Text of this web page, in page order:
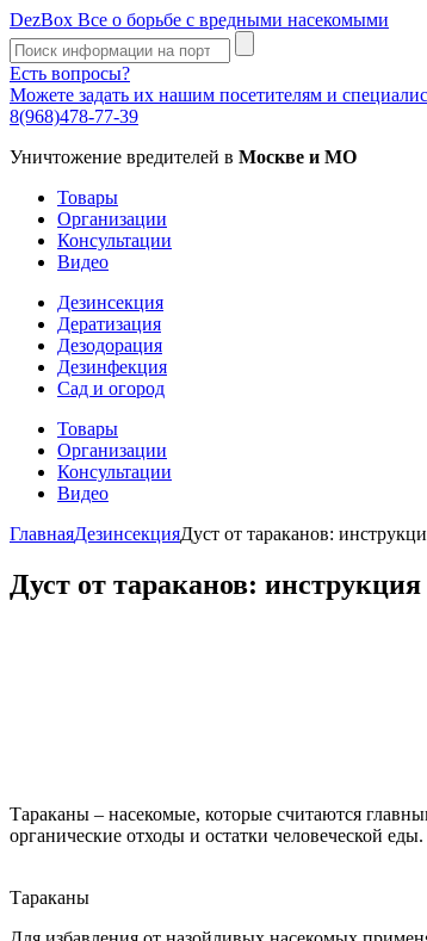
DezBox Все о борьбе с вредными насекомыми
Есть вопросы?
Можете задать их нашим посетителям и
8(968)478-77-39
Уничтожение вредителей в Москве и МО
Товары
Организации
Консультации
Видео
Дезинсекция
Дератизация
Дезодорация
Дезинфекция
Сад и огород
Товары
Организации
Консультации
Видео
ГлавнаяДезинсекцияДуст от тараканов:
Дуст от тараканов:
Тараканы – насекомые, которые считаются
органические отходы и остатки человеческой
Тараканы